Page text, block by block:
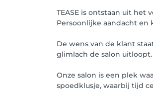
TEASE is ontstaan uit
Persoonlijke aandacht en
De wens van de klant
glimlach de salon uitloopt.
Onze salon is een plek
spoedklusje, waarbij tijd